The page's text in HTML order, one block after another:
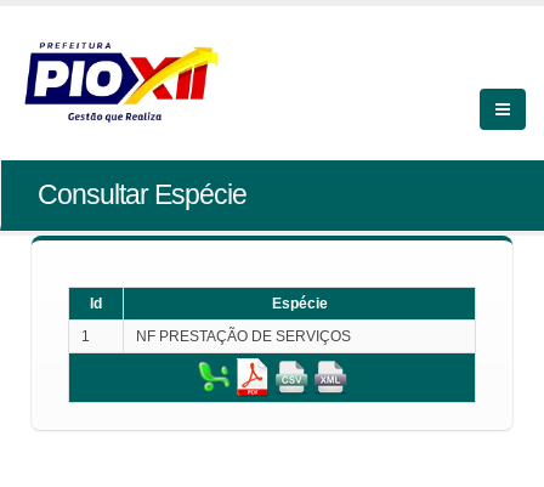
Consultar Espécie
Id
Espécie
1
NF PRESTAÇÃO DE SERVIÇOS